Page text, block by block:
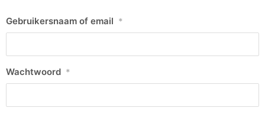
Gebruikersnaam of email *
Wachtwoord *